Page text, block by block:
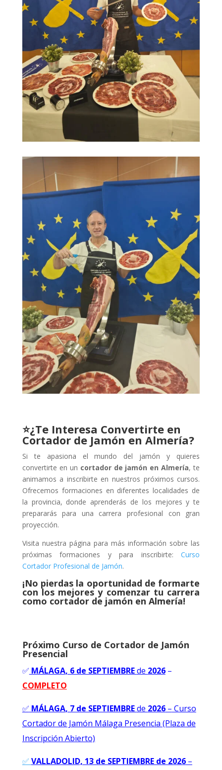
⭐¿Te Interesa Convertirte en
Cortador de Jamón en Almería?
Si te apasiona el mundo del jamón y quieres
convertirte en un cortador de jamón en Almería, te
animamos a inscribirte en nuestros próximos cursos.
Ofrecemos formaciones en diferentes localidades de
la provincia, donde aprenderás de los mejores y te
prepararás para una carrera profesional con gran
proyección.
Visita nuestra página para más información sobre las
próximas formaciones y para inscribirte:Curso
CortadorProfesional de Jamón.
¡No pierdas la oportunidad de formarte
con los mejores y comenzar tu carrera
como cortador de jamón en Almería!
Próximo Curso de Cortador de Jamón
Presencial
✅ MÁLAGA, 6 de SEPTIEMBREde 2026–
COMPLETO
✅ MÁLAGA, 7 de SEPTIEMBREde 2026– Curso
Cortador de Jamón Málaga Presencia (Plaza de
Inscripción Abierto)
✅ VALLADOLID, 13 de SEPTIEMBRE de 2026–